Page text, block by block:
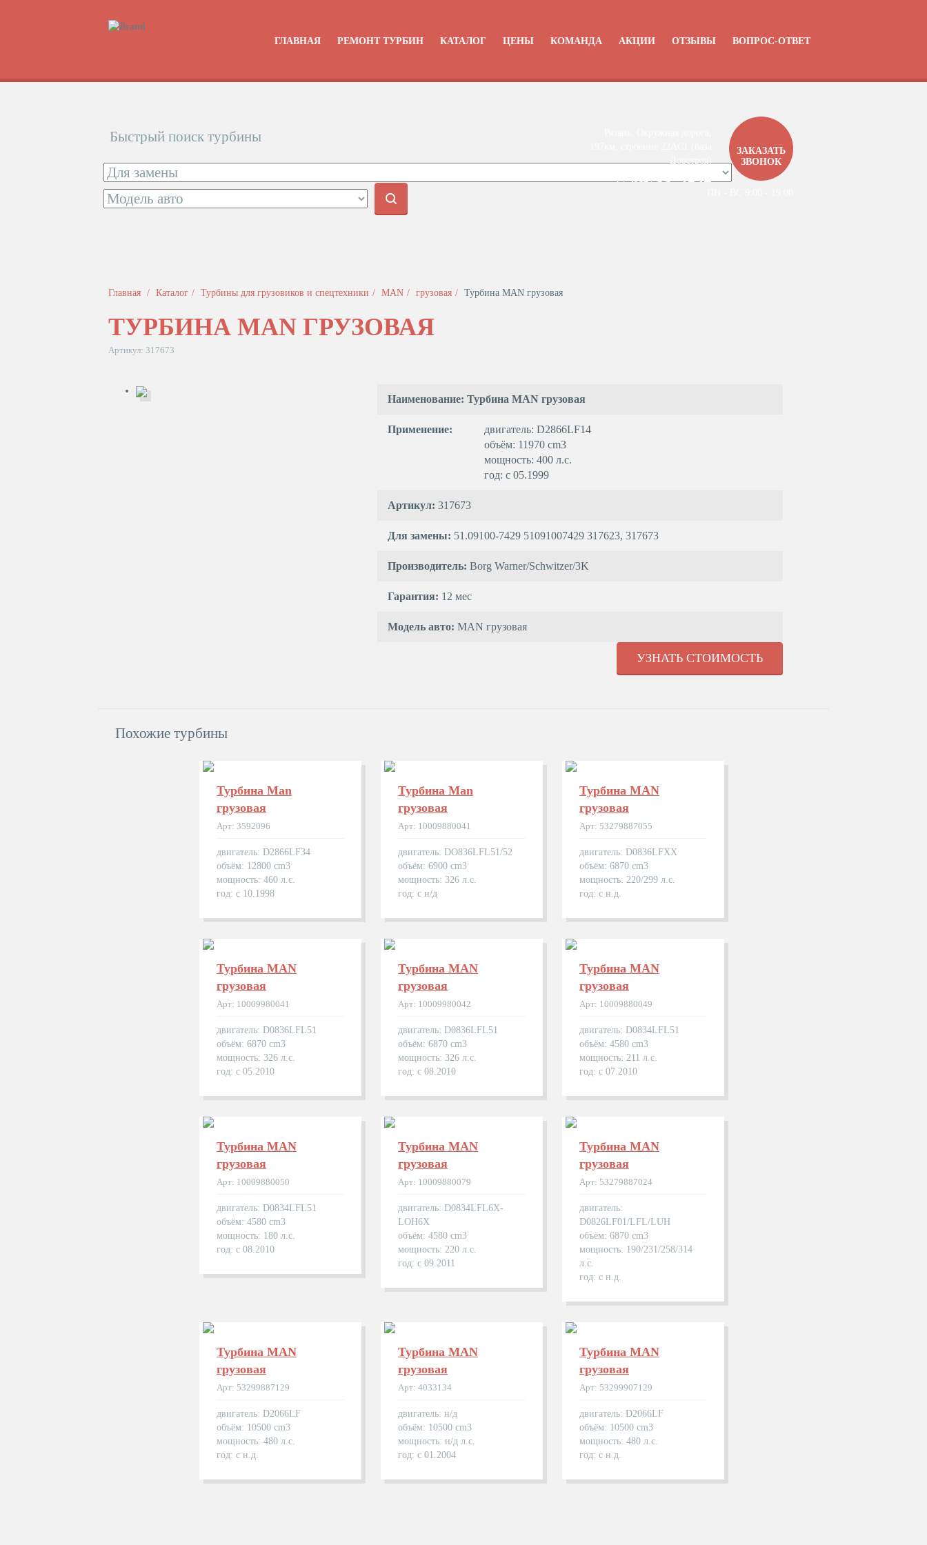
ГЛАВНАЯ РЕМОНТ ТУРБИН КАТАЛОГ ЦЕНЫ КОМАНДА АКЦИИ ОТЗЫВЫ ВОПРОС-ОТВЕТ
Быстрый поиск турбины
ЗАКАЗАТЬ
ЗВОНОК
Дорстроя)
+7 / 4912 /
Главная Каталог Турбины для грузовиков и спецтехники MAN грузовая Турбина MAN грузовая
ТУРБИНА MAN ГРУЗОВАЯ
Артикул: 317673
Наименование: Турбина MAN грузовая
Применение:
двигатель: D2866LF14
объём: 11970 cm3
мощность: 400 л.с.
год: с 05.1999
Артикул: 317673
Для замены: 51.09100-7429 51091007429 317623, 317673
Производитель: Borg Warner/Schwitzer/3K
Гарантия: 12 мес
Модель авто: MAN грузовая
УЗНАТЬ СТОИМОСТЬ
Похожие турбины
Турбина Man
грузовая
Арт: 3592096
двигатель: D2866LF34
объём: 12800 cm3
мощность: 460 л.с.
год: с 10.1998
Турбина Man
грузовая
Арт: 10009880041
двигатель: DO836LFL51/52
объём: 6900 cm3
мощность: 326 л.с.
год: с н/д
Турбина MAN
грузовая
Арт: 53279887055
двигатель: D0836LFXX
объём: 6870 cm3
мощность: 220/299 л.с.
год: с н.д.
Турбина MAN
грузовая
Арт: 10009980041
двигатель: D0836LFL51
объём: 6870 cm3
мощность: 326 л.с.
год: с 05.2010
Турбина MAN
грузовая
Арт: 10009980042
двигатель: D0836LFL51
объём: 6870 cm3
мощность: 326 л.с.
год: с 08.2010
Турбина MAN
грузовая
Арт: 10009880049
двигатель: D0834LFL51
объём: 4580 cm3
мощность: 211 л.с.
год: с 07.2010
Турбина MAN
грузовая
Арт: 10009880050
двигатель: D0834LFL51
объём: 4580 cm3
мощность: 180 л.с.
год: с 08.2010
Турбина MAN
грузовая
Арт: 10009880079
двигатель: D0834LFL6X-
LOH6X
объём: 4580 cm3
мощность: 220 л.с.
год: с 09.2011
Турбина MAN
грузовая
Арт: 53279887024
двигатель:
D0826LF01/LFL/LUH
объём: 6870 cm3
мощность: 190/231/258/314
л.с.
год: с н.д.
Турбина MAN
грузовая
Арт: 53299887129
двигатель: D2066LF
объём: 10500 cm3
мощность: 480 л.с.
год: с н.д.
Турбина MAN
грузовая
Арт: 4033134
двигатель: н/д
объём: 10500 cm3
мощность: н/д л.с.
год: с 01.2004
Турбина MAN
грузовая
Арт: 53299907129
двигатель: D2066LF
объём: 10500 cm3
мощность: 480 л.с.
год: с н.д.